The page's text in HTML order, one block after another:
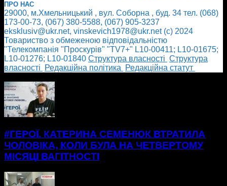
ПРО НАС
29000, м.Хмельницький , вул. Соборна , буд. 34 тел. (068)
173-00-73, (067) 380-5588, (067) 905-3237
eksklusiv@ukr.net, vinskevich1978@ukr.net (с) 2024
Товариство з обмеженою відповідальністю
"Телекомпанія "Проскурів" "TV7+" L10-00411; L10-01675;
L10-01276; L10-01840 Cтруктура власності Cтруктура
власності
Редакційна політика
Редакційна статут
#ГЕРОЇ. КАТЕРИНА СЕМЕНЮК ВТРАТИЛА
ЧОЛОВІКА, КОЛИ БУЛА НА ЧЕТВЕРТОМУ
МІСЯЦІ ВАГІТНОСТІ